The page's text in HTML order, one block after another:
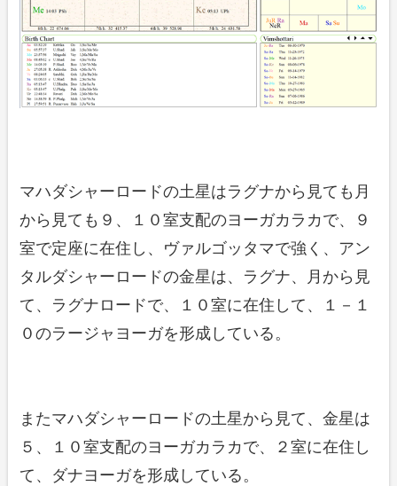
マハダシャーロードの土星はラグナから見ても月
から見ても９、１０室支配のヨーガカラカで、９
室で定座に在住し、ヴァルゴッタマで強く、アン
タルダシャーロードの金星は、ラグナ、月から見
て、ラグナロードで、１０室に在住して、１－１
０のラージャヨーガを形成している。
またマハダシャーロードの土星から見て、金星は
５、１０室支配のヨーガカラカで、２室に在住し
て、ダナヨーガを形成している。